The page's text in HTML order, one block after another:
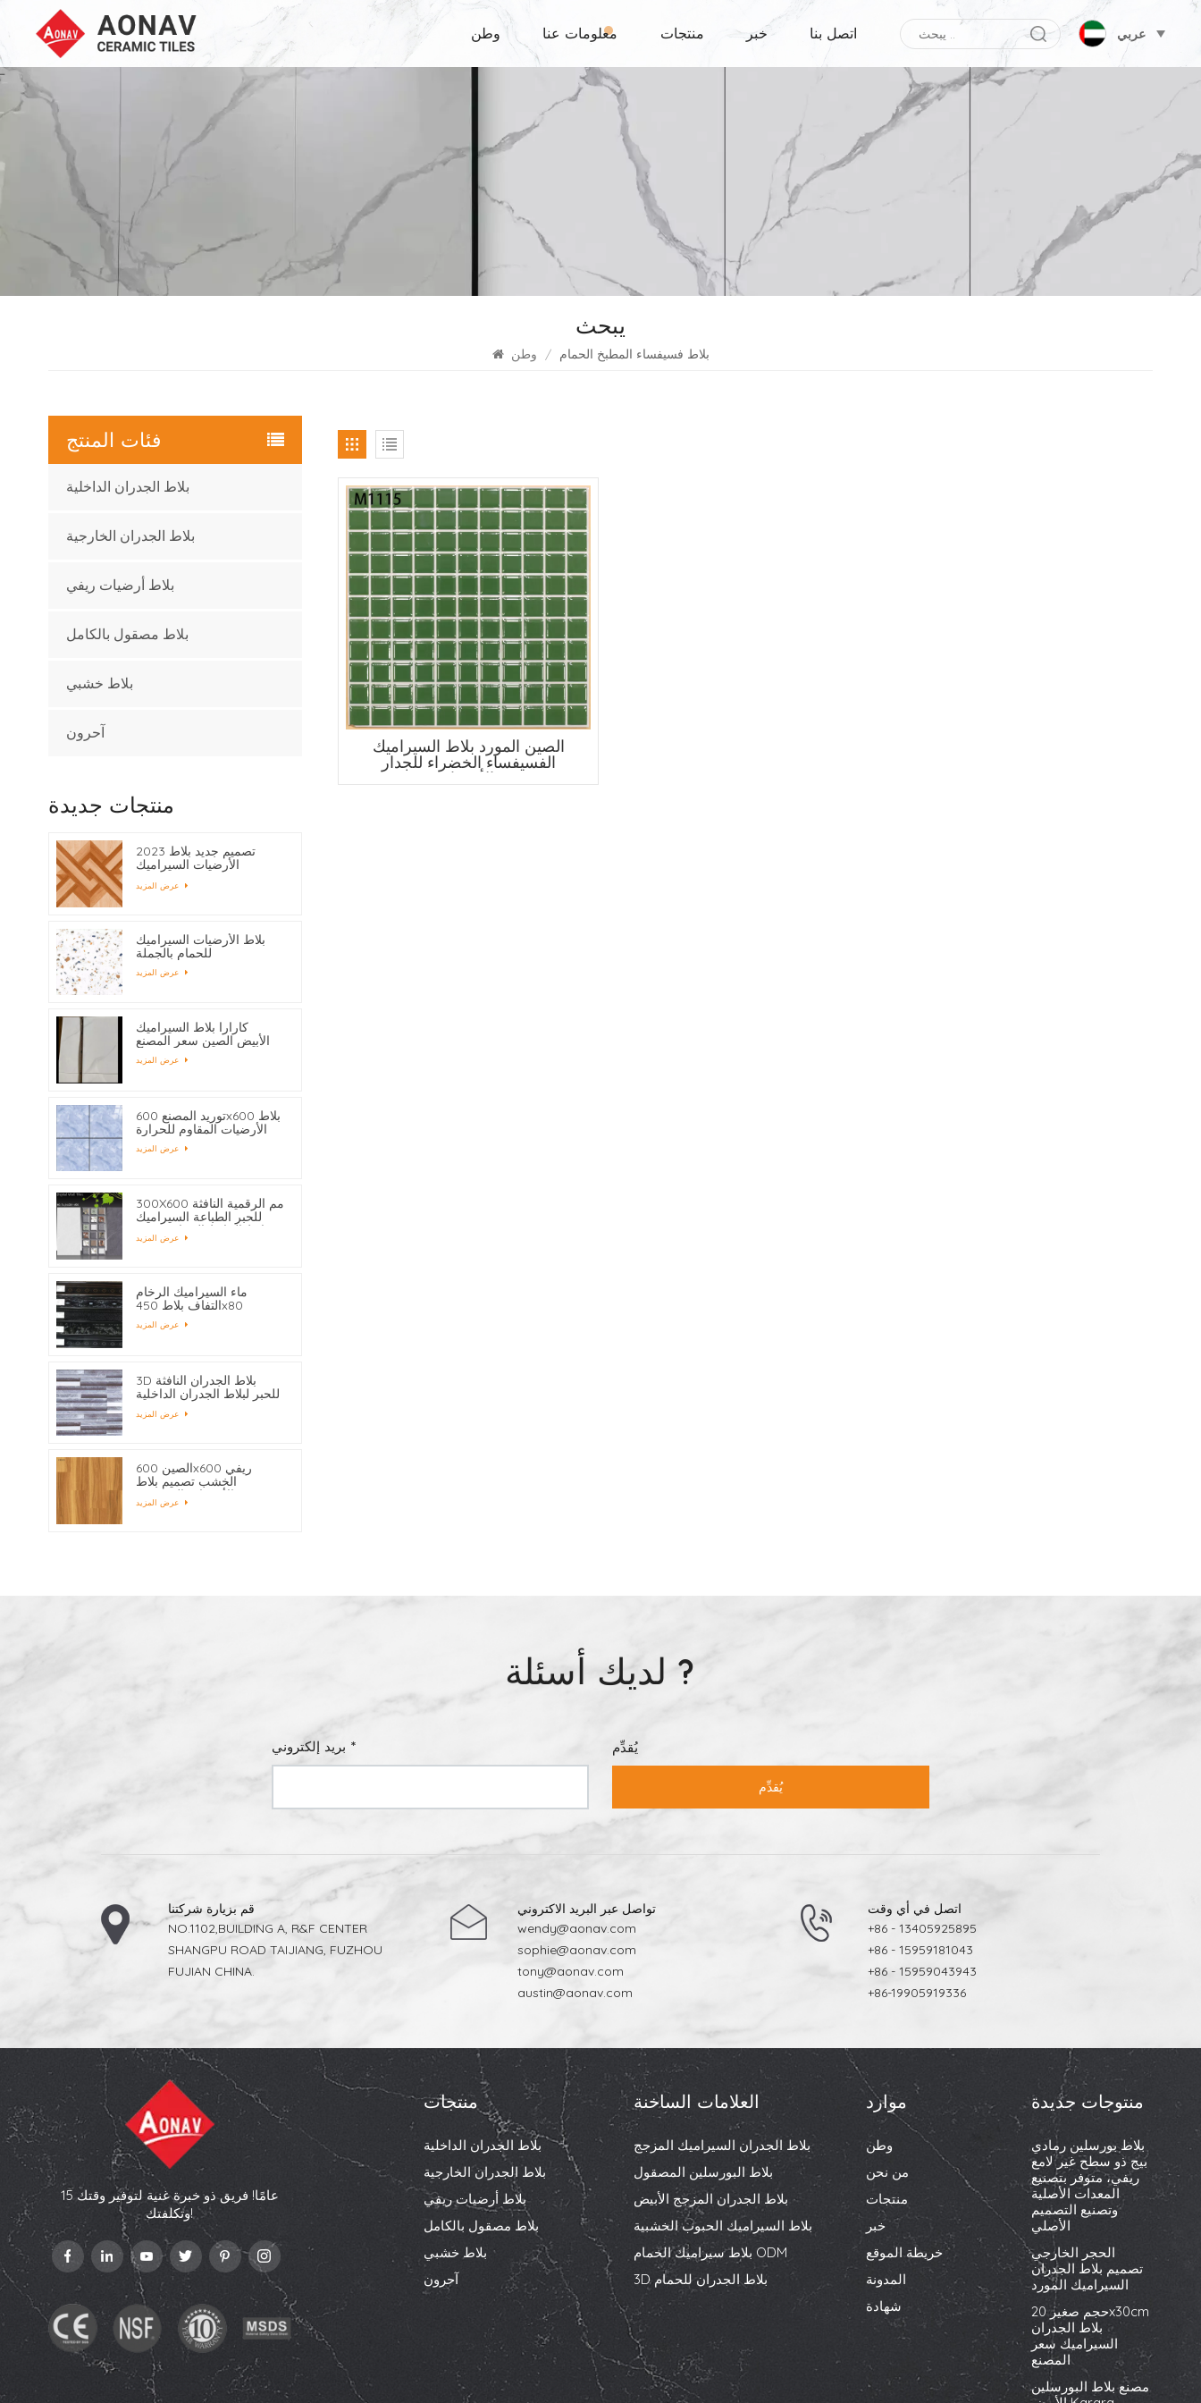
وطن معلومات عنا منتجات خبر اتصل بنا عربي
يبحث
/ بلاط فسيفساء المطبخ الحمام
الصين المورد بلاط السيراميك
الفسيفساء الخضراء للجدار
والأرضيات
فئات المنتج
بلاط الجدران الداخلية
بلاط الجدران الخارجية
بلاط أرضيات ريفي
بلاط مصقول بالكامل
بلاط خشبي
آحرون
منتجات جديدة
2023 تصميم جديد بلاط
الأرضيات السيراميك
400x400
بلاط الأرضيات السيراميك
للحمام بالجملة
كارارا بلاط السيراميك
الأبيض الصين سعر المصنع
توريد المصنع 600x600 بلاط
الأرضيات المقاوم للحرارة
300X600 مم الرقمية النافثة
للحبر الطباعة السيراميك
بلاط الحائط الحمام حسب
الطلب
ماء السيراميك الرخام
التفاف بلاط 450x80
3D بلاط الجدران النافثة
للحبر لبلاط الجدران الداخلية
الصين 600x600 ريفي
الخشب تصميم بلاط
الأرضيات المصنعين
لديك أسئلة ?
بريد إلكتروني * يُقدِّم
يُقدِّم
قم بزيارة شركتنا
NO.1102,BUILDING A, R&F CENTER
SHANGPU ROAD TAIJIANG, FUZHOU
FUJIAN CHINA.
تواصل عبر البريد الاكتروني
wendy@aonav.com
sophie@aonav.com
tony@aonav.com
austin@aonav.com
اتصل في أي وقت
+86 - 13405925895
+86 - 15959181043
+86 - 15959043943
+86-19905919336
15 عامًا! فريق ذو خبرة غنية لتوفير وقتك
وتكلفتك!
منتجات
بلاط الجدران الداخلية
بلاط الجدران الخارجية
بلاط أرضيات ريفي
بلاط مصقول بالكامل
بلاط خشبي
آحرون
العلامات الساخنة
بلاط الجدران السيراميك المزجج
بلاط البورسلين المصقول
بلاط الجدران المزجج الأبيض
بلاط السيراميك الحبوب الخشبية
بلاط سيراميك الحمام ODM
3D بلاط الجدران للحمام
موارد
وطن
من نحن
منتجات
خبر
خريطة الموقع
المدونة
شهادة
منتوجات جديدة
بلاط بورسلين رمادي
بيج ذو سطح غير لامع
ريفي، متوفر بتصنيع
المعدات الأصلية
وتصنيع التصميم
الأصلي
الحجر الخارجي
تصميم بلاط الجدران
السيراميك المورد
حجم صغير 20x30cm
بلاط الجدران
السيراميك سعر
المصنع
مصنع بلاط البورسلين